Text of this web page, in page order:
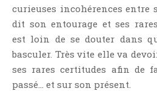
Feel Good
Fraternité
Histoire De Vie
curieuses incohérences entre
dit son entourage et ses
est loin de se douter dans
basculer. Très vite elle va
ses rares certitudes afin de
passé… et sur son présent.